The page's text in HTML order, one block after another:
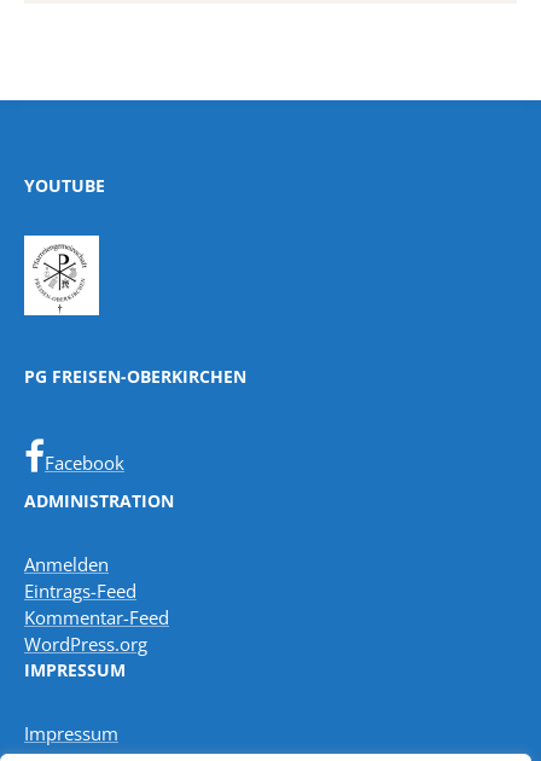
YOUTUBE
PG FREISEN-OBERKIRCHEN
Facebook
ADMINISTRATION
Anmelden
Eintrags-Feed
Kommentar-Feed
WordPress.org
IMPRESSUM
Impressum